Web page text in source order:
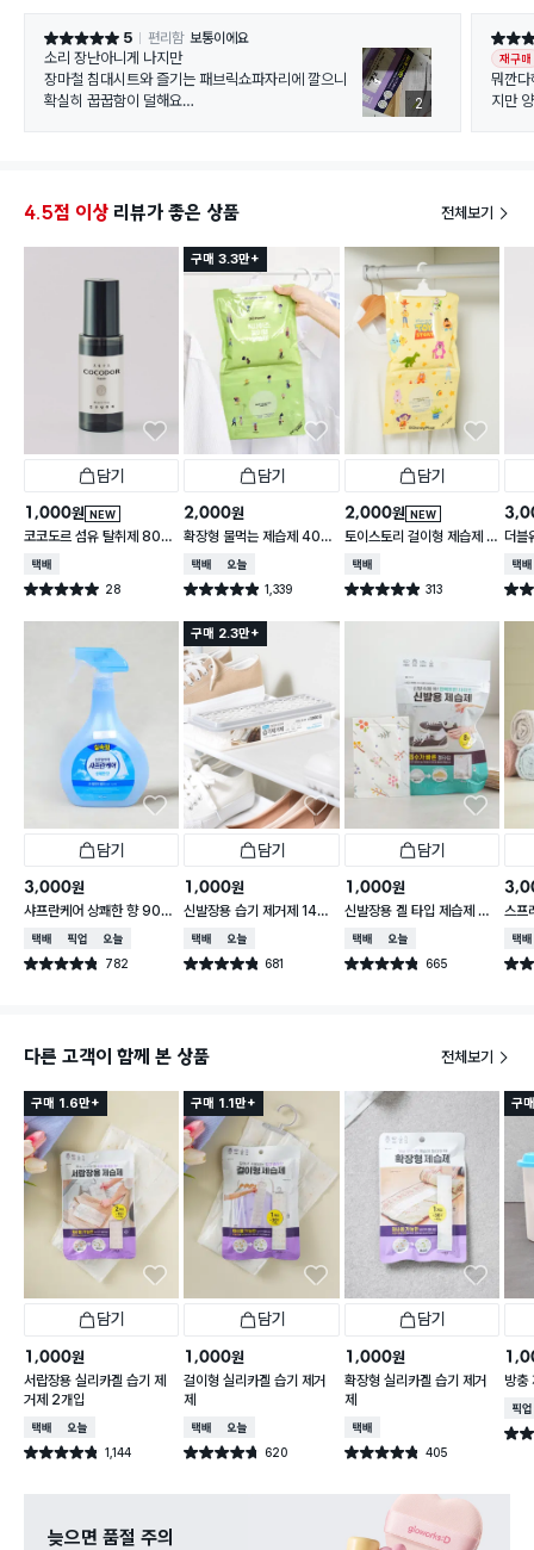
별점 5점 5 편리함 보통이에요
소리 장난아니게 나지만
장마철 침대시트와 즐기는 패브릭쇼파자리에 깔으니
확실히 꿉꿉함이 덜해요
베란다 하루 말렸는데 주황색이 안되네요
2
별점 4
재구매
뭐깐다
지만
4.5점 이상 리뷰가 좋은 상품 전체보기
담기
NEW
1,000원
코코도르 섬유 탈취제 80
ml 호텔우드 향
택배배송
별점 5.0점 28
건 작성
구매 3.3만+
담기
2,000원
확장형 물먹는 제습제 400
g
택배배송오늘배송
별점 4.9점 1,339
건 작성
담기
NEW
2,000원
토이스토리 걸이형 제습제 4
00 g
택배배송
별점 4.9점 313
건 작성
더블
택배
별점
담기
3,000원
샤프란케어 상쾌한 향 900
ml
택배배송매장픽업오늘배송
별점 4.8점 782
건 작성
구매 2.3만+
담기
1,000원
신발장용 습기 제거제 140
g
택배배송오늘배송
별점 4.8점 681
건 작성
담기
1,000원
신발장용 겔 타입 제습제 5
g X 8개입
택배배송오늘배송
별점 4.8점 665
건 작성
스프
블
택배
별점
다른 고객이 함께 본 상품 전체보기
구매 1.6만+
담기
1,000원
서랍장용 실리카겔 습기 제
거제 2개입
택배배송오늘배송
별점 4.8점 1,144
건 작성
구매 1.1만+
담기
1,000원
걸이형 실리카겔 습기 제거
제
택배배송오늘배송
별점 4.7점 620
건 작성
담기
1,000원
확장형 실리카겔 습기 제거
제
택배배송
별점 4.8점 405
건 작성
구
방충
매장
별점
늦으면 품절 주의